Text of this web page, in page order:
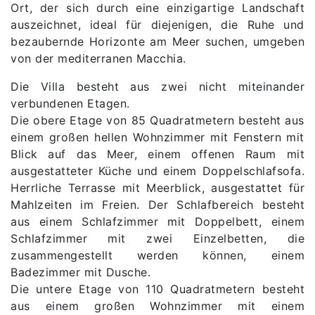
Ort, der sich durch eine einzigartige Landschaft
auszeichnet, ideal für diejenigen, die Ruhe und
bezaubernde Horizonte am Meer suchen, umgeben
von der mediterranen Macchia.
Die Villa besteht aus zwei nicht miteinander
verbundenen Etagen.
Die obere Etage von 85 Quadratmetern besteht aus
einem großen hellen Wohnzimmer mit Fenstern mit
Blick auf das Meer, einem offenen Raum mit
ausgestatteter Küche und einem Doppelschlafsofa.
Herrliche Terrasse mit Meerblick, ausgestattet für
Mahlzeiten im Freien. Der Schlafbereich besteht
aus einem Schlafzimmer mit Doppelbett, einem
Schlafzimmer mit zwei Einzelbetten, die
zusammengestellt werden können, einem
Badezimmer mit Dusche.
Die untere Etage von 110 Quadratmetern besteht
aus einem großen Wohnzimmer mit einem